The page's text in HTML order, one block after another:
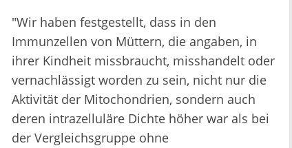
"Wir haben festgestellt, dass in den
Immunzellen von Müttern, die angaben, in
ihrer Kindheit missbraucht, misshandelt oder
vernachlässigt worden zu sein, nicht nur die
Aktivität der Mitochondrien, sondern auch
deren intrazelluläre Dichte höher war als bei
der Vergleichsgruppe ohne